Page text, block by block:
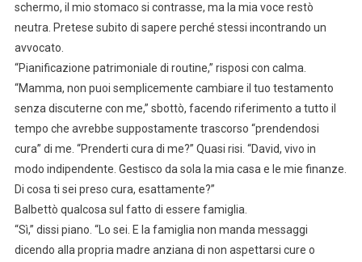
schermo, il mio stomaco si contrasse, ma la mia voce restò
neutra. Pretese subito di sapere perché stessi incontrando un
avvocato.
“Pianificazione patrimoniale di routine,” risposi con calma.
“Mamma, non puoi semplicemente cambiare il tuo testamento
senza discuterne con me,” sbottò, facendo riferimento a tutto il
tempo che avrebbe suppostamente trascorso “prendendosi
cura” di me. “Prenderti cura di me?” Quasi risi. “David, vivo in
modo indipendente. Gestisco da sola la mia casa e le mie finanze.
Di cosa ti sei preso cura, esattamente?”
Balbettò qualcosa sul fatto di essere famiglia.
“Sì,” dissi piano. “Lo sei. E la famiglia non manda messaggi
dicendo alla propria madre anziana di non aspettarsi cure o